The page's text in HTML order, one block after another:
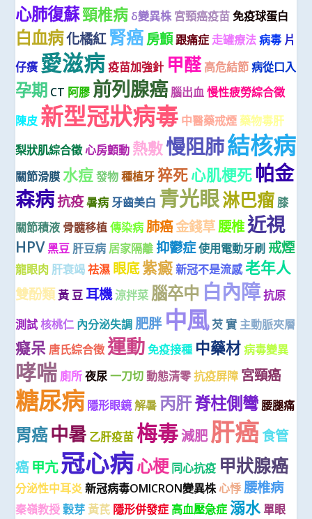
心肺復蘇頸椎病 δ變異株 宮頸癌疫苗 免疫球蛋白
白血病化橘紅 腎癌房顫跟痛症 走罐療法 病毒 片
仔癀 愛滋病 疫苗加強針 甲醛 高危結節 病從口入
孕期 CT 阿膠 前列腺癌腦出血 慢性疲勞綜合徵
陳皮 新型冠狀病毒 中醫藥戒煙 藥物毒肝
梨狀肌綜合徵心房顫動 熱敷慢阻肺結核病
關節滑膜 水痘 發物 種植牙 猝死心肌梗死帕金
森病抗疫暑病 牙齒美白 青光眼淋巴瘤 膝
關節積液 骨髓移植 傳染病 肺癌金錢草腰椎近視
HPV黑豆 肝豆病 居家隔離 抑鬱症使用電動牙刷 戒煙
龍眼肉 肝衰竭 祛濕 眼底紫癜 新冠不是流感老年人
雙酚類黃 豆 耳機涼拌菜 腦卒中 白內障 抗原
測試 核桃仁 內分泌失調 肥胖 中風 芡 實 主動脈夾層
癡呆 唐氏綜合徵 運動 免疫接種 中藥材 病毒變異
哮喘 廁所 夜尿 一刀切 動態清零 抗疫屏障 宮頸癌
糖尿病 隱形眼鏡 解暑 丙肝脊柱側彎腰腿痛
胃癌中暑 乙肝疫苗 梅毒減肥肝癌食管
癌 甲亢冠心病心梗 同心抗疫 甲狀腺癌
分泌性中耳炎 新冠病毒OMICRON變異株 心悸 腰椎病
秦嶺教授 穀芽 黃芪 隱形併發症 高血壓急症 溺水 單眼